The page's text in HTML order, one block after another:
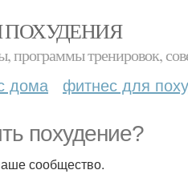
ПОХУДЕНИЯ
тренировок,
дома фитнес для
похудение?
сообщество.